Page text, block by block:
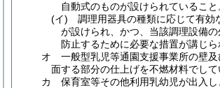
自動式のものが設けられていること
(イ)
調理用器具の種類に応じて有効
が設けられ、かつ、当該調理設備
防止するために必要な措置が講じら
オ
一般型乳児等通園支援事業所の壁
面する部分の仕上げを不燃材料でして
カ
保育室等その他利用乳幼児が出入